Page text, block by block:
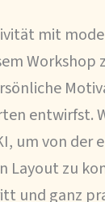
mit
Workshop
entwirfst.
um von der
Layout zu
und ganz